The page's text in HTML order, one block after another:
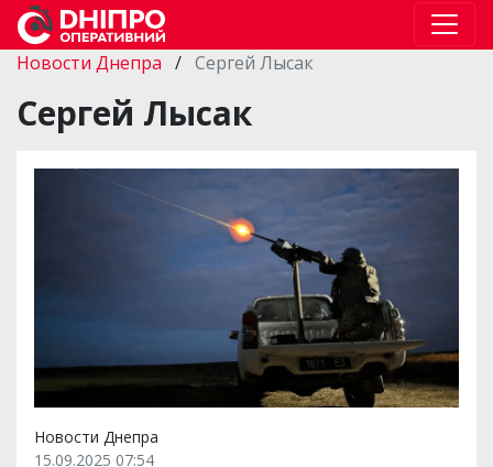
Новости Днепра / Сергей Лысак
Сергей Лысак
Новости Днепра
15.09.2025 07:54